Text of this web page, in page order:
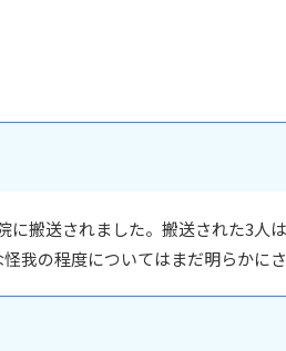
に搬送されました。搬送された3人
我の程度についてはまだ明らかに